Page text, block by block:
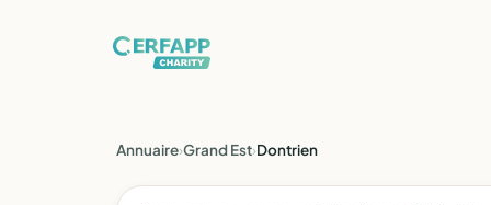
Annuaire›Grand Est›Dontrien